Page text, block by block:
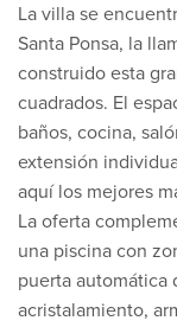
La villa se
Santa Ponsa, la
construido esta
cuadrados. El
baños, cocina,
extensión
aquí los mejores
La oferta
una piscina con
puerta automática
acristalamiento,